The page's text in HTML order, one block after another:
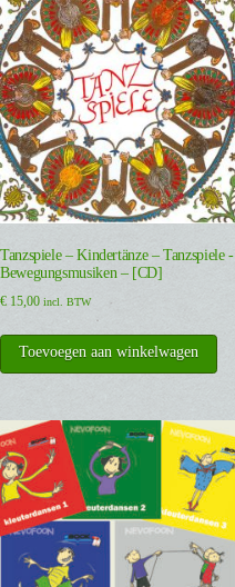
Tanzspiele – Kindertänze – Tanzspiele -
Bewegungsmusiken – [CD]
€ 15,00 incl. BTW
Toevoegen aan winkelwagen